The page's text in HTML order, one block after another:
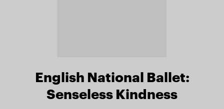
English National Ballet:
Senseless Kindness